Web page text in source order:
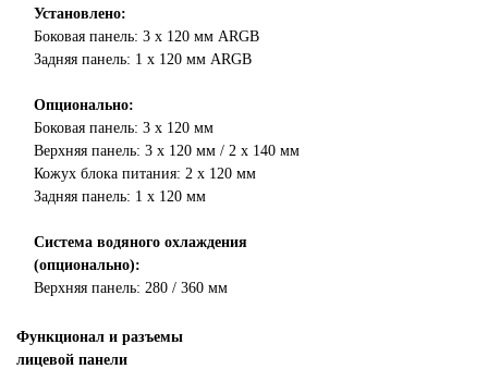
Установлено:
Боковая панель: 3 x 120 мм ARGB
Задняя панель: 1 x 120 мм ARGB
Опционально:
Боковая панель: 3 x 120 мм
Верхняя панель: 3 x 120 мм / 2 x 140 мм
Кожух блока питания: 2 x 120 мм
Задняя панель: 1 x 120 мм
Система водяного охлаждения
(опционально):
Верхняя панель: 280 / 360 мм
Функционал и разъемы
лицевой панели